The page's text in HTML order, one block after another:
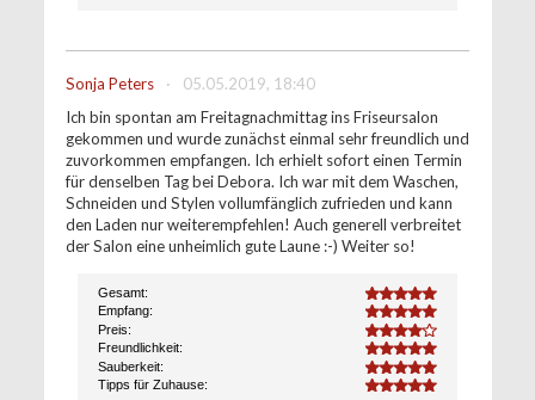
Sonja Peters ·
05.05.2019, 18:40
Ich bin spontan am Freitagnachmittag ins Friseursalon
gekommen und wurde zunächst einmal sehr freundlich und
zuvorkommen empfangen. Ich erhielt sofort einen Termin
für denselben Tag bei Debora. Ich war mit dem Waschen,
Schneiden und Stylen vollumfänglich zufrieden und kann
den Laden nur weiterempfehlen! Auch generell verbreitet
der Salon eine unheimlich gute Laune :-) Weiter so!
Gesamt: 4.8
Empfang: 5.0
Preis: 4.0
Freundlichkeit: 5.0
Sauberkeit: 5.0
Tipps für Zuhause: 5.0